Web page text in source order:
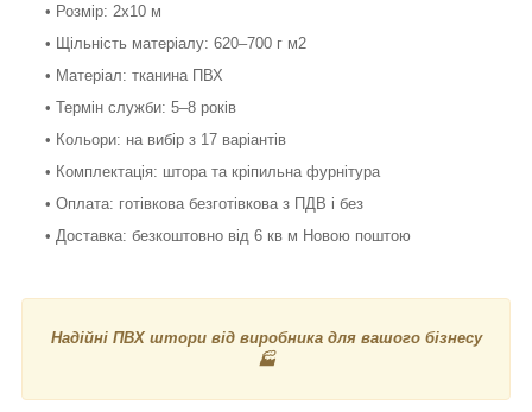
• Розмір: 2х10 м
• Щільність матеріалу: 620–700 г м2
• Матеріал: тканина ПВХ
• Термін служби: 5–8 років
• Кольори: на вибір з 17 варіантів
• Комплектація: штора та кріпильна фурнітура
• Оплата: готівкова безготівкова з ПДВ і без
• Доставка: безкоштовно від 6 кв м Новою поштою
Надійні ПВХ штори від виробника для вашого бізнесу
🏭